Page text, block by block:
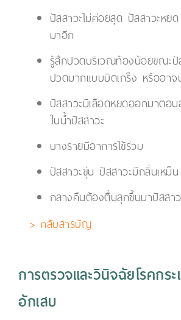
ปัสสาวะไม่ค่อยสุด ปัสสาวะหย
มาอีก
รู้สึกปวดบริเวณท้องน้อยขณะ
ปวดมากแบบบิดเกร็ง หรืออา
ปัสสาวะมีเลือดหยดออกมาตอ
ในน้ำปัสสาวะ
บางรายมีอาการไข้ร่วม
ปัสสาวะขุ่น ปัสสาวะมีกลิ่นเหม็น
กลางคืนต้องตื่นลุกขึ้นมาปัสสา
> กลับสารบัญ
การตรวจและวินิจฉัยโรคกระ
อักเสบ